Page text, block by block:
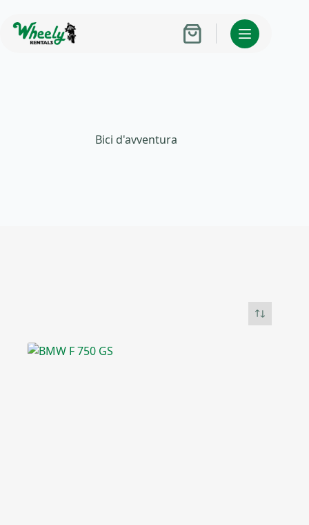
contenuto
Carrello
Bici d'avventura